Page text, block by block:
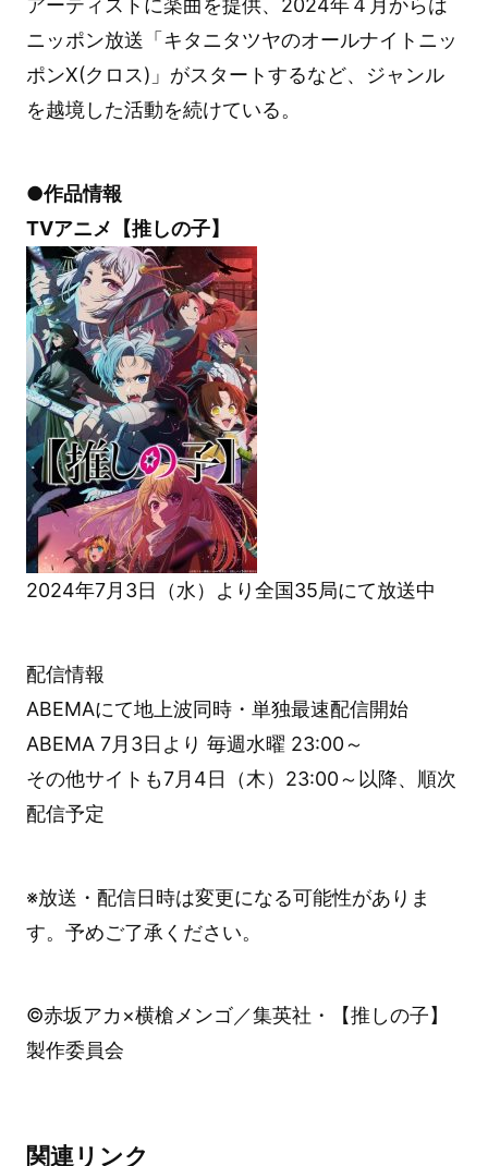
アーティストに楽曲を提供、2024年４月からは
ニッポン放送「キタニタツヤのオールナイトニッ
ポンX(クロス)」がスタートするなど、ジャンル
を越境した活動を続けている。
●作品情報
TVアニメ【推しの子】
2024年7月3日（水）より全国35局にて放送中
配信情報
ABEMAにて地上波同時・単独最速配信開始
ABEMA 7月3日より 毎週水曜 23:00～
その他サイトも7月4日（木）23:00～以降、順次
配信予定
※放送・配信日時は変更になる可能性がありま
す。予めご了承ください。
©赤坂アカ×横槍メンゴ／集英社・【推しの子】
製作委員会
関連リンク